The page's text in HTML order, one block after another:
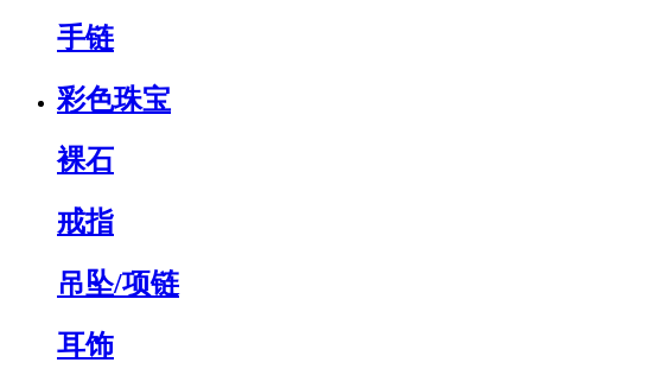
手链
彩色珠宝
裸石
戒指
吊坠/项链
耳饰